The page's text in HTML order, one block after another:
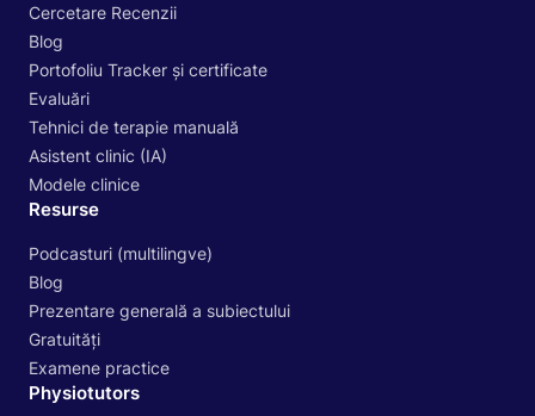
Cercetare Recenzii
Blog
Portofoliu Tracker și certificate
Evaluări
Tehnici de terapie manuală
Asistent clinic (IA)
Modele clinice
Resurse
Podcasturi (multilingve)
Blog
Prezentare generală a subiectului
Gratuități
Examene practice
Physiotutors